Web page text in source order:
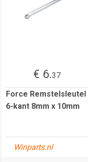
€ 6.37
Force Remstelsleutel
6-kant 8mm x 10mm
Winparts.nl